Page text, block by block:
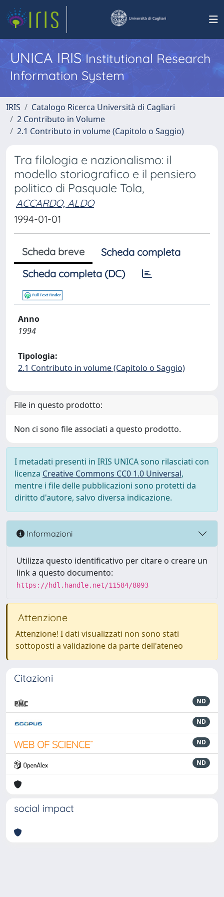
UNICA IRISInstitutional Research
Information System
IRIS
Catalogo Ricerca Università di Cagliari
2 Contributo in Volume
2.1 Contributo in volume (Capitolo o Saggio)
Tra filologia e nazionalismo: il
modello storiografico e il pensiero
politico di Pasquale Tola,
ACCARDO, ALDO
1994-01-01
Scheda breve
Scheda completa
Scheda completa (DC)
Anno
1994
Tipologia:
2.1 Contributo in volume (Capitolo o Saggio)
File in questo prodotto:
Non ci sono file associati a questo prodotto.
I metadati presenti in IRIS UNICA sono rilasciati con
licenza Creative Commons CC0 1.0 Universal,
mentre i file delle pubblicazioni sono protetti da
diritto d'autore, salvo diversa indicazione.
Informazioni
Utilizza questo identificativo per citare o creare un
link a questo documento:
https://hdl.handle.net/11584/8093
Attenzione
Attenzione! I dati visualizzati non sono stati
sottoposti a validazione da parte dell'ateneo
Citazioni
ND
ND
ND
ND
social impact